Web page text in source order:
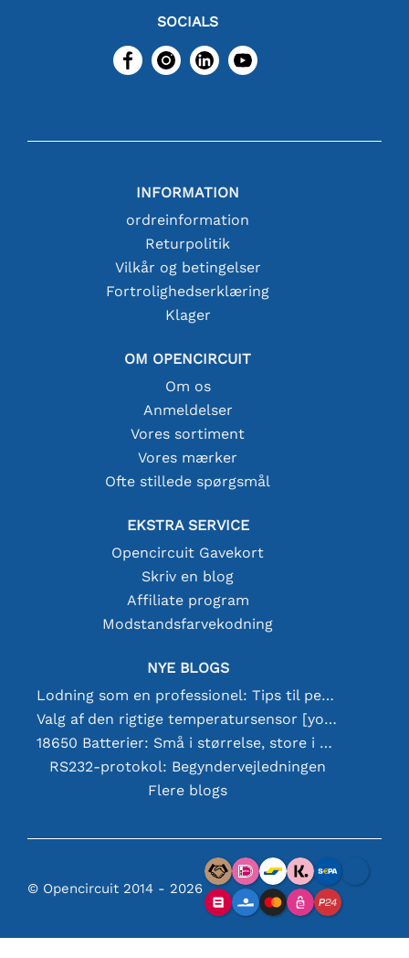
SOCIALS
INFORMATION
ordreinformation
Returpolitik
Vilkår og betingelser
Fortrolighedserklæring
Klager
OM OPENCIRCUIT
Om os
Anmeldelser
Vores sortiment
Vores mærker
Ofte stillede spørgsmål
EKSTRA SERVICE
Opencircuit Gavekort
Skriv en blog
Affiliate program
Modstandsfarvekodning
NYE BLOGS
Lodning som en professionel: Tips til perfekte elektroniske forbindelser
Valg af den rigtige temperatursensor [youtube]
18650 Batterier: Små i størrelse, store i ydeevne
RS232-protokol: Begyndervejledningen
Flere blogs
© Opencircuit 2014 - 2026